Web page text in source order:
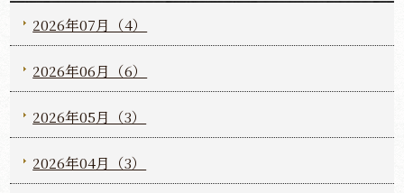
2026年07月（4）
2026年06月（6）
2026年05月（3）
2026年04月（3）